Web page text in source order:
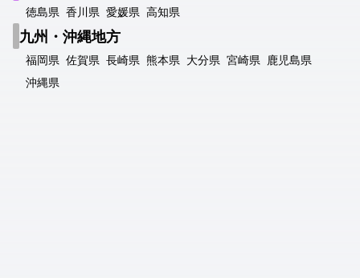
徳島県 香川県 愛媛県 高知県
九州・沖縄地方
福岡県 佐賀県 長崎県 熊本県 大分県 宮崎県 鹿児島県
沖縄県